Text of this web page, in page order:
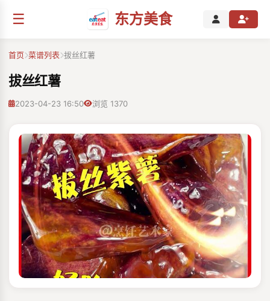
☰ 东方美食
首页 菜谱列表 拔丝红薯
拔丝红薯
2023-04-23 16:50 浏览 1370